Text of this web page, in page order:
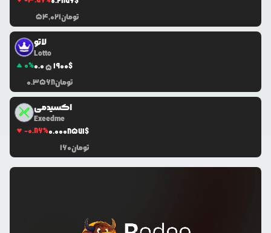
54,021تومان
لاتو
Lotto
0%0.051900$
0.3568تومان
اکسیدمی
Exeedme
-0.86%0.0008571$
160تومان